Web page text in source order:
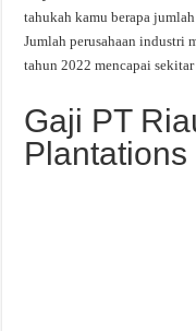
tahukah kamu berapa
Jumlah perusahaan industri
tahun 2022 mencapai
Gaji PT
Plantations